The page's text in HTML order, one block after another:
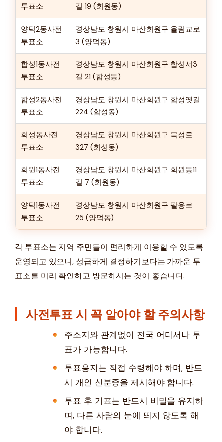
투표소
길 19 (회원동)
양덕2동사전
투표소
경상남도 창원시 마산회원구 율림교로
3 (양덕동)
합성1동사전
투표소
경상남도 창원시 마산회원구 합성서3
길 21 (합성동)
합성2동사전
투표소
경상남도 창원시 마산회원구 합성옛길
224 (합성동)
회성동사전
투표소
경상남도 창원시 마산회원구 북성로
327 (회성동)
회원1동사전
투표소
경상남도 창원시 마산회원구 회원동11
길 7 (회원동)
양덕1동사전
투표소
경상남도 창원시 마산회원구 팔용로
25 (양덕동)
각 투표소는 지역 주민들이 편리하게 이용할 수 있도록
운영되고 있으니, 성급하게 결정하기보다는 가까운 투
표소를 미리 확인하고 방문하시는 것이 좋습니다.
사전투표 시 꼭 알아야 할 주의사항
주소지와 관계없이 전국 어디서나 투
표가 가능합니다.
투표용지는 직접 수령해야 하며, 반드
시 개인 신분증을 제시해야 합니다.
투표 후 기표는 반드시 비밀을 유지하
며, 다른 사람의 눈에 띄지 않도록 해
야 합니다.